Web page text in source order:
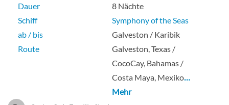
Deck 7
Innenkabine
Dauer
8 Nächte
Schiff
Symphony of the Seas
ab / bis
Galveston / Karibik
Route
Galveston, Texas /
CocoCay, Bahamas /
Costa Maya, Mexiko…
Mehr